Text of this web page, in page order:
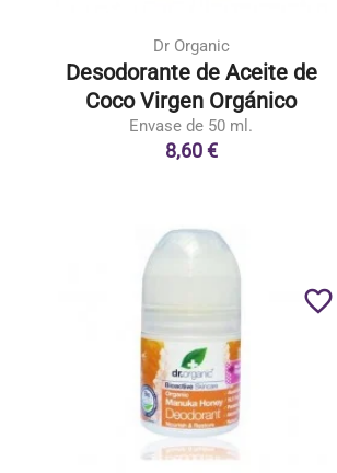
Dr Organic
Desodorante de Aceite de
Coco Virgen Orgánico
Envase de 50 ml.
8,60 €
favorite_border